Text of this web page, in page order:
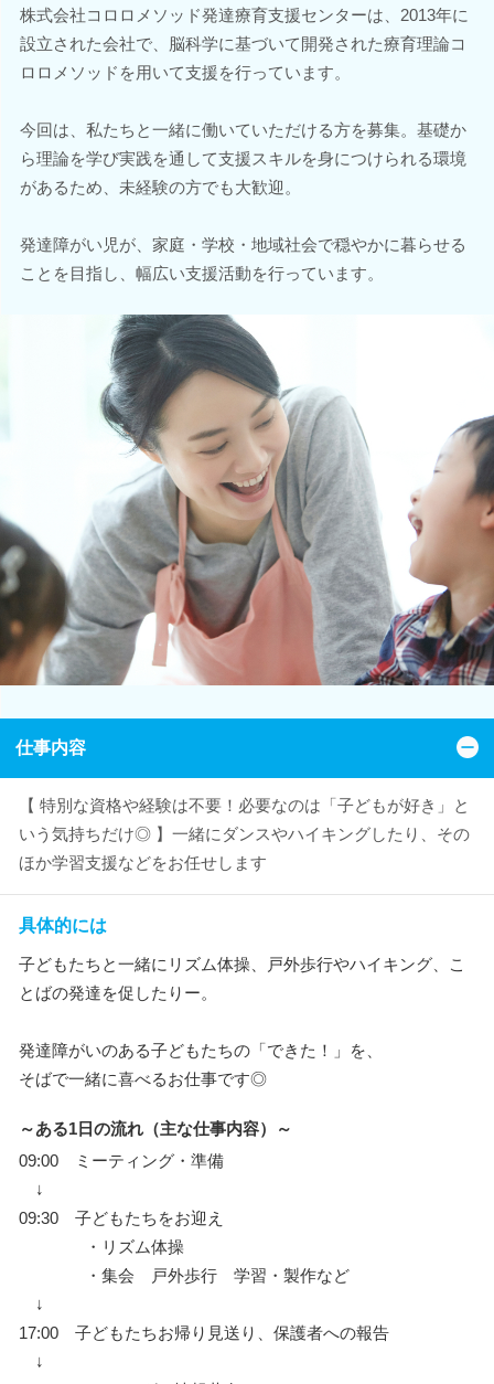
株式会社コロロメソッド発達療育支援センターは、2013年に
設立された会社で、脳科学に基づいて開発された療育理論コ
ロロメソッドを用いて支援を行っています。
今回は、私たちと一緒に働いていただける方を募集。基礎か
ら理論を学び実践を通して支援スキルを身につけられる環境
があるため、未経験の方でも大歓迎。
発達障がい児が、家庭・学校・地域社会で穏やかに暮らせる
ことを目指し、幅広い支援活動を行っています。
仕事内容
【 特別な資格や経験は不要！必要なのは「子どもが好き」と
いう気持ちだけ◎ 】一緒にダンスやハイキングしたり、その
ほか学習支援などをお任せします
具体的には
子どもたちと一緒にリズム体操、戸外歩行やハイキング、こ
とばの発達を促したりー。
発達障がいのある子どもたちの「できた！」を、
そばで一緒に喜べるお仕事です◎
～ある1日の流れ（主な仕事内容）～
09:00 ミーティング・準備
↓
09:30 子どもたちをお迎え
・リズム体操
・集会 戸外歩行 学習・製作など
↓
17:00 子どもたちお帰り見送り、保護者への報告
↓